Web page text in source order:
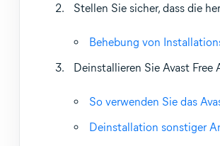
Stellen Sie sicher, dass die
Behebung von
Deinstallieren Sie Avast
So verwenden Sie das
Deinstallation sonstiger